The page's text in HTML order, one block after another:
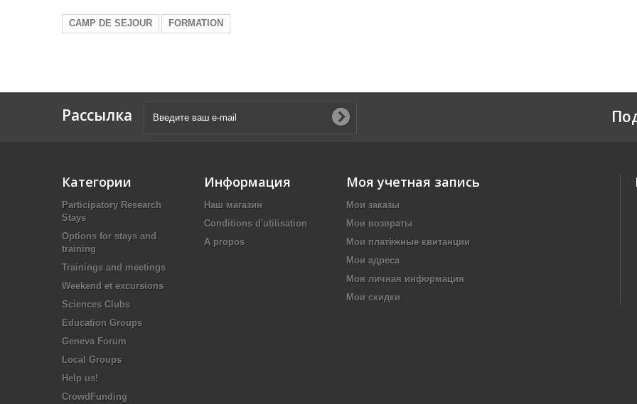
CAMP DE SEJOUR FORMATION
Рассылка
Категории
Participatory Research
Stays
Options for stays and
training
Trainings and meetings
Weekend et excursions
Sciences Clubs
Education Groups
Geneva Forum
Local Groups
Help us!
CrowdFunding
Информация
Наш магазин
Conditions d'utilisation
A propos
Моя учетная запись
Мои заказы
Мои возвраты
Мои платёжные квитанции
Мои адреса
Моя личная информация
Мои скидки